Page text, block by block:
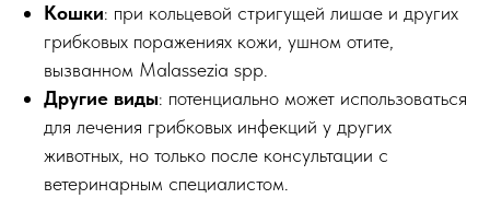
Кошки: при кольцевой стригущей лишае и других
грибковых поражениях кожи, ушном отите,
вызванном Malassezia spp.
Другие виды: потенциально может использоваться
для лечения грибковых инфекций у других
животных, но только после консультации с
ветеринарным специалистом.